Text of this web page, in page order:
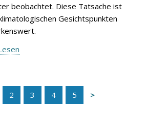
beobachtet. Diese Tatsache ist
Gesichtspunkten
2 3 4 5